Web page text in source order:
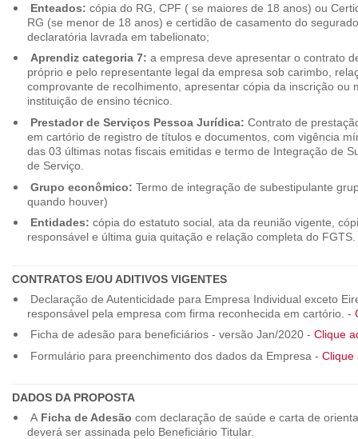
Enteados: cópia do RG, CPF ( se maiores de 18 anos) ou
RG (se menor de 18 anos) e certidão de casamento do
declaratória lavrada em tabelionato;
Aprendiz categoria 7: a empresa deve apresentar o contrato
próprio e pelo representante legal da empresa sob carimbo,
comprovante de recolhimento, apresentar cópia da inscrição ou
instituição de ensino técnico.
Prestador de Serviços Pessoa Jurídica: Contrato de
em cartório de registro de títulos e documentos, com vigência
das 03 últimas notas fiscais emitidas e termo de Integração de
de Serviço.
Grupo econômico: Termo de integração de subestipulante
quando houver)
Entidades: cópia do estatuto social, ata da reunião vigente,
responsável e última guia quitação e relação completa do FGTS.
CONTRATOS E/OU ADITIVOS VIGENTES
Declaração de Autenticidade para Empresa Individual exceto
responsável pela empresa com firma reconhecida em cartório. -
Ficha de adesão para beneficiários - versão Jan/2020 - Clique
Formulário para preenchimento dos dados da Empresa - Clique
DADOS DA PROPOSTA
A Ficha de Adesão com declaração de saúde e carta de
deverá ser assinada pelo Beneficiário Titular.